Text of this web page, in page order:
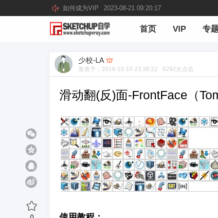
如何成为VIP 2023-08-21 09:20:17
首页 VIP 专
少校-LA
发表于： 2018-10-10 23:38:22 6292次点击
滑动翻(反)面-FrontFace（